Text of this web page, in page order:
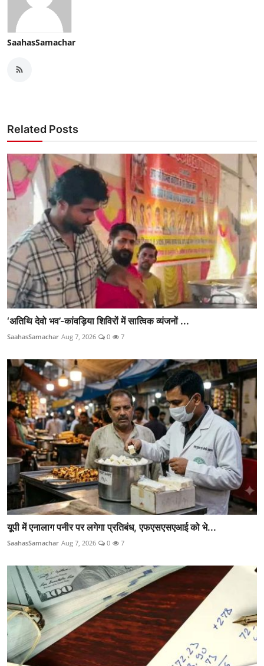
SaahasSamachar
Related Posts
‘अतिथि देवो भव’-कांवड़िया शिविरों में सात्विक व्यंजनों ...
SaahasSamachar Aug 7, 2026 0 7
यूपी में एनालाग पनीर पर लगेगा प्रतिबंध, एफएसएसएआई को भे...
SaahasSamachar Aug 7, 2026 0 7